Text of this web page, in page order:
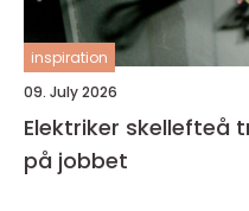
inspiration
09. July 2026
Elektriker skellefteå trygg el i vardagen och
på jobbet